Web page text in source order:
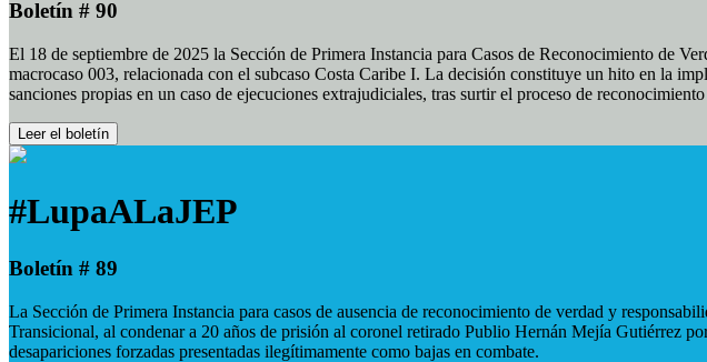
Boletín # 90
El 18 de septiembre de 2025 la Sección de Primera Instancia para Casos de Reconocimiento de
macrocaso 003, relacionada con el subcaso Costa Caribe I. La decisión constituye un hito en la
sanciones propias en un caso de ejecuciones extrajudiciales, tras surtir el proceso de
Leer el boletín
#LupaALaJEP
Boletín # 89
La Sección de Primera Instancia para casos de ausencia de reconocimiento de verdad y
Transicional, al condenar a 20 años de prisión al coronel retirado Publio Hernán Mejía Gutiérrez
desapariciones forzadas presentadas ilegítimamente como bajas en combate.